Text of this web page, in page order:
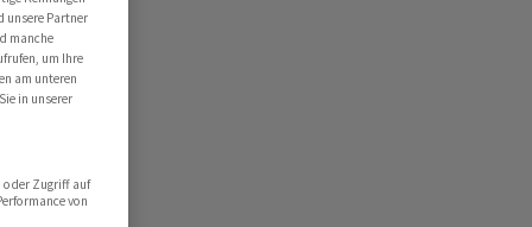
unsere Partner
manche
um Ihre
am unteren
in unserer
oder Zugriff auf
von